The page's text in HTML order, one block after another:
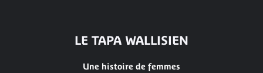
LE TAPA WALLISIEN
Une histoire de femmes